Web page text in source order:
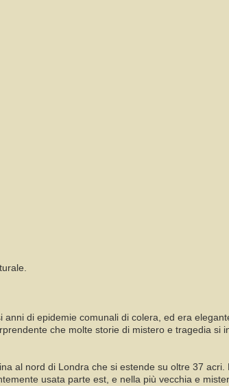
di epidemie comunali di colera, ed era
che molte storie di mistero e tragedia si
al nord di Londra che si estende su oltre 37
usata parte est, e nella più vecchia e